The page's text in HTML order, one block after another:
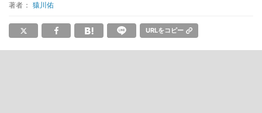
著者： 猿川佑
URLをコピー